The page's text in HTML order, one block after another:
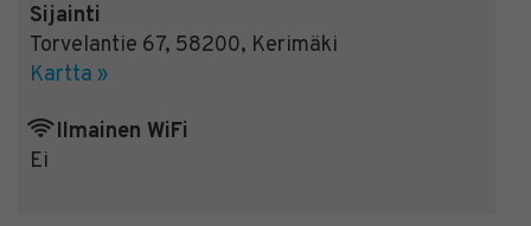
Sijainti
Torvelantie 67, 58200, Kerimäki
Kartta »
Ilmainen WiFi
Ei